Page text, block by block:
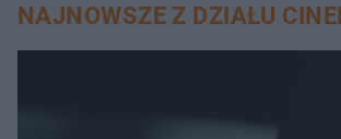
NAJNOWSZE Z DZIAŁU